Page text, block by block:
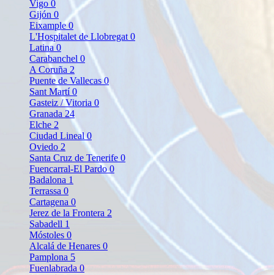
Vigo 0
Gijón 0
Eixample0
L'Hospitalet de Llobregat 0
Latina 0
Carabanchel 0
A Coruña 2
Puente de Vallecas0
Sant Martí0
Gasteiz / Vitoria 0
Granada 24
Elche 2
Ciudad Lineal0
Oviedo 2
Santa Cruz de Tenerife 0
Fuencarral-El Pardo0
Badalona 1
Terrassa 0
Cartagena 0
Jerez de la Frontera 2
Sabadell 1
Móstoles 0
Alcalá de Henares 0
Pamplona 5
Fuenlabrada0